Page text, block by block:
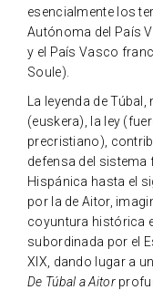
esencialmente los
Autónoma del País
y el País Vasco
Soule).
La leyenda de
(euskera), la ley
precristiano),
defensa del sistema
Hispánica hasta el
por la de Aitor,
coyuntura histórica
subordinada por el
XIX, dando lugar a
De Túbal a Aitor